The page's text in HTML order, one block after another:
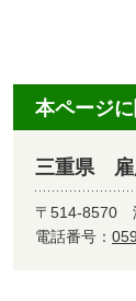
本ページ
三重県 雇
〒514-8570
電話番号：